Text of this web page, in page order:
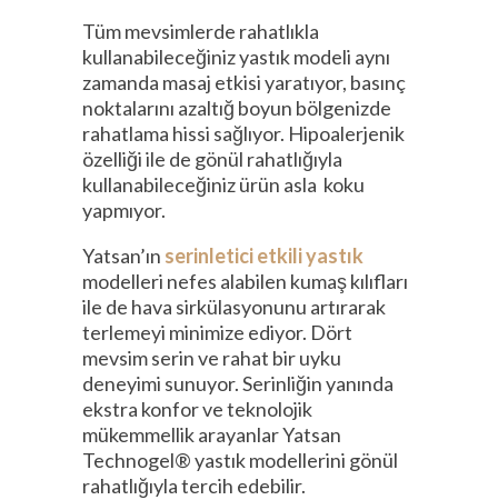
Tüm mevsimlerde rahatlıkla
kullanabileceğiniz yastık modeli aynı
zamanda masaj etkisi yaratıyor, basınç
noktalarını azaltığ boyun bölgenizde
rahatlama hissi sağlıyor. Hipoalerjenik
özelliği ile de gönül rahatlığıyla
kullanabileceğiniz ürün asla koku
yapmıyor.
Yatsan’ın serinletici etkili yastık
modelleri nefes alabilen kumaş kılıfları
ile de hava sirkülasyonunu artırarak
terlemeyi minimize ediyor. Dört
mevsim serin ve rahat bir uyku
deneyimi sunuyor. Serinliğin yanında
ekstra konfor ve teknolojik
mükemmellik arayanlar Yatsan
Technogel® yastık modellerini gönül
rahatlığıyla tercih edebilir.